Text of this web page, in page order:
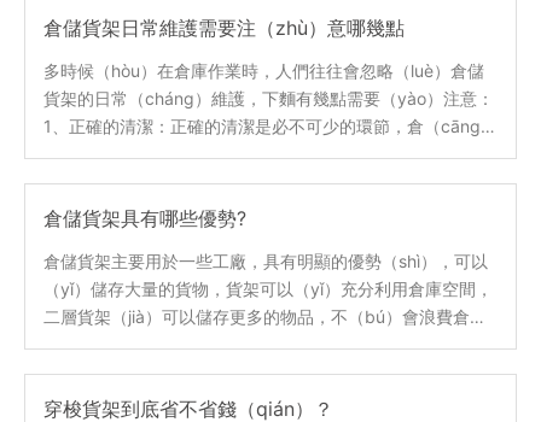
倉儲貨架日常維護需要注（zhù）意哪幾點
多時候（hòu）在倉庫作業時，人們往往會忽略（luè）倉儲
貨架的日常（cháng）維護，下麵有幾點需要（yào）注意：
1、正確的清潔：正確的清潔是必不可少的環節，倉（cāng）
儲貨架可能單獨（dú）擺放在庫房內，也有可能（néng）與
生產線在一起，這樣就會產生較多的灰塵，我們要定時的去
清潔貨架，才能保證倉儲貨架的美（měi）觀和延長
倉儲貨架具有哪些優勢?
倉儲貨架主要用於一些工廠，具有明顯的優勢（shì），可以
（yǐ）儲存大量的貨物，貨架可以（yǐ）充分利用倉庫空間，
二層貨架（jià）可以儲存更多的物品，不（bú）會浪費倉庫
空間，也可以合理規（guī）劃，有利於以後直接使用。那麽
（me），貨架還有什麽優（yōu）點呢？
穿梭貨架到底省不省錢（qián）？